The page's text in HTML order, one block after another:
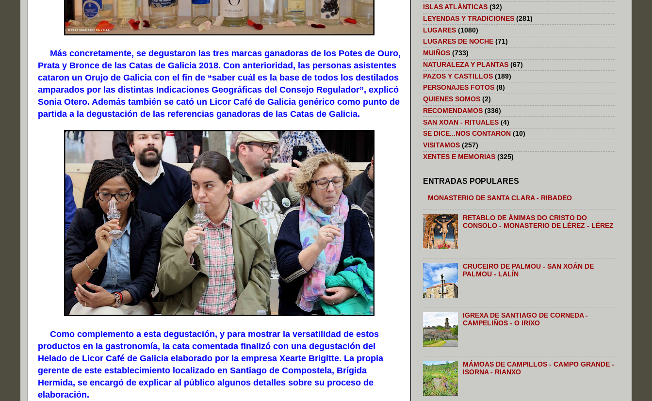
Más concretamente, se degustaron las tres marcas ganadoras de los Potes de Ouro,
Prata y Bronce de las Catas de Galicia 2018. Con anterioridad, las personas asistentes
cataron un Orujo de Galicia con el fin de “saber cuál es la base de todos los destilados
amparados por las distintas Indicaciones Geográficas del Consejo Regulador”, explicó
Sonia Otero. Además también se cató un Licor Café de Galicia genérico como punto de
partida a la degustación de las referencias ganadoras de las Catas de Galicia.
Como complemento a esta degustación, y para mostrar la versatilidad de estos
productos en la gastronomía, la cata comentada finalizó con una degustación del
Helado de Licor Café de Galicia elaborado por la empresa Xearte Brigitte. La propia
gerente de este establecimiento localizado en Santiago de Compostela, Brígida
Hermida, se encargó de explicar al público algunos detalles sobre su proceso de
elaboración.
ISLAS ATLÁNTICAS (32)
LEYENDAS Y TRADICIONES (281)
LUGARES (1080)
LUGARES DE NOCHE (71)
MUIÑOS (733)
NATURALEZA Y PLANTAS (67)
PAZOS Y CASTILLOS (189)
PERSONAJES FOTOS (8)
QUIENES SOMOS (2)
RECOMENDAMOS (336)
SAN XOAN - RITUALES (4)
SE DICE...NOS CONTARON (10)
VISITAMOS (257)
XENTES E MEMORIAS (325)
ENTRADAS POPULARES
MONASTERIO DE SANTA CLARA - RIBADEO
RETABLO DE ÁNIMAS DO CRISTO DO
CONSOLO - MONASTERIO DE LÉREZ - LÉREZ
CRUCEIRO DE PALMOU - SAN XOÁN DE
PALMOU - LALÍN
IGREXA DE SANTIAGO DE CORNEDA -
CAMPELIÑOS - O IRIXO
MÁMOAS DE CAMPILLOS - CAMPO GRANDE -
ISORNA - RIANXO